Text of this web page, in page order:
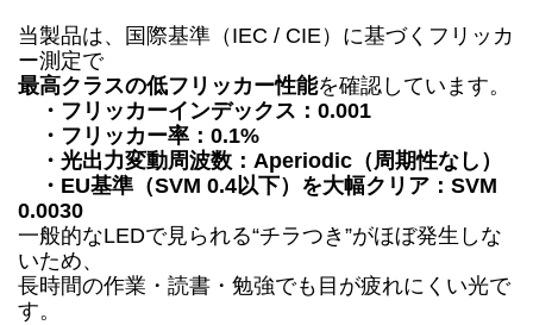
当製品は、国際基準（IEC / CIE）に基づくフリッカ
ー測定で
最高クラスの低フリッカー性能を確認しています。
・フリッカーインデックス：0.001
・フリッカー率：0.1%
・光出力変動周波数：Aperiodic（周期性なし）
・EU基準（SVM 0.4以下）を大幅クリア：SVM
0.0030
一般的なLEDで見られる“チラつき”がほぼ発生しな
いため、
長時間の作業・読書・勉強でも目が疲れにくい光で
す。